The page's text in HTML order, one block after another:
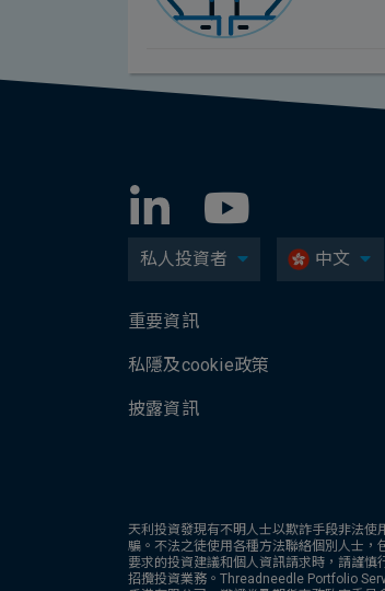
私人投資者 中文
重要資訊
私隱及cookie政策
披露資訊
天利投資發現有不明人士以欺詐手段非法
騙。不法之徒使用各種方法聯絡個別人士
要求的投資建議和個人資訊請求時，請謹
招攬投資業務。Threadneedle Portfolio